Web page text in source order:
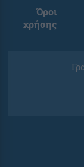
Όροι
χρήσης